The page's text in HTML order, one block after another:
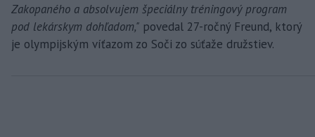
Zakopaného a absolvujem špeciálny tréningový program
pod lekárskym dohľadom," povedal 27-ročný Freund, ktorý
je olympijským víťazom zo Soči zo súťaže družstiev.